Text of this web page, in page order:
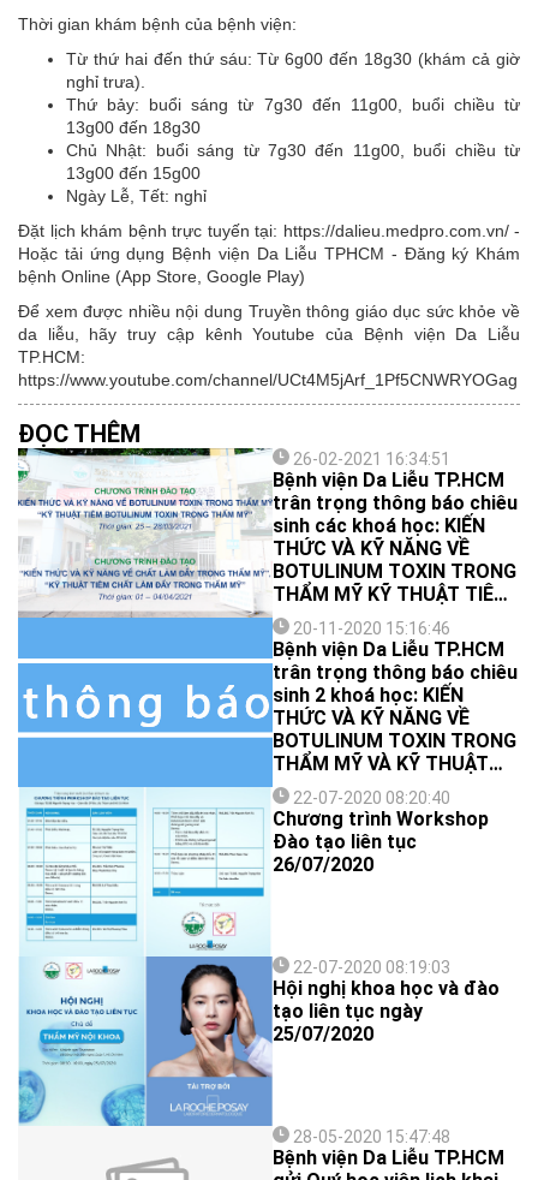
Thời gian khám bệnh của bệnh viện:
Từ thứ hai đến thứ sáu: Từ 6g00 đến 18g30 (khám cả giờ
nghỉ trưa).
Thứ bảy: buổi sáng từ 7g30 đến 11g00, buổi chiều từ
13g00 đến 18g30
Chủ Nhật: buổi sáng từ 7g30 đến 11g00, buổi chiều từ
13g00 đến 15g00
Ngày Lễ, Tết: nghỉ
Đặt lịch khám bệnh trực tuyến tại: https://dalieu.medpro.com.vn/ -
Hoặc tải ứng dụng Bệnh viện Da Liễu TPHCM - Đăng ký Khám
bệnh Online (App Store, Google Play)
Để xem được nhiều nội dung Truyền thông giáo dục sức khỏe về
da liễu, hãy truy cập kênh Youtube của Bệnh viện Da Liễu
TP.HCM:
https://www.youtube.com/channel/UCt4M5jArf_1Pf5CNWRYOGag
ĐỌC THÊM
26-02-2021 16:34:51
Bệnh viện Da Liễu TP.HCM
trân trọng thông báo chiêu
sinh các khoá học: KIẾN
THỨC VÀ KỸ NĂNG VỀ
BOTULINUM TOXIN TRONG
THẨM MỸ KỸ THUẬT TIÊM
BOTULINUM TOXIN TRONG
THẨM MỸ KIẾN THỨC VÀ
KỸ NĂNG VỀ CHẤT LÀM
ĐẦY TRONG THẨM MỸ KỸ
THUẬT TIÊM CHẤT LÀM
ĐẦY TRONG THẨM MỸ
20-11-2020 15:16:46
Bệnh viện Da Liễu TP.HCM
trân trọng thông báo chiêu
sinh 2 khoá học: KIẾN
THỨC VÀ KỸ NĂNG VỀ
BOTULINUM TOXIN TRONG
THẨM MỸ VÀ KỸ THUẬT
TIÊM BOTULINUM TOXIN
TRONG THẨM MỸ
22-07-2020 08:20:40
Chương trình Workshop
Đào tạo liên tục
26/07/2020
22-07-2020 08:19:03
Hội nghị khoa học và đào
tạo liên tục ngày
25/07/2020
28-05-2020 15:47:48
Bệnh viện Da Liễu TP.HCM